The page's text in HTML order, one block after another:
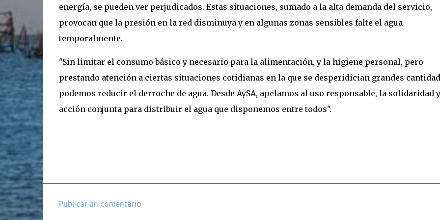
energía, se pueden ver perjudicados. Estas situaciones, sumado a la alta demanda del servicio,
provocan que la presión en la red disminuya y en algunas zonas sensibles falte el agua
temporalmente.
"Sin limitar el consumo básico y necesario para la alimentación, y la higiene personal, pero
prestando atención a ciertas situaciones cotidianas en la que se desperidician grandes
podemos reducir el derroche de agua. Desde AySA, apelamos al uso responsable, la solidaridad
acción conjunta para distribuir el agua que disponemos entre todos".
Publicar un comentario